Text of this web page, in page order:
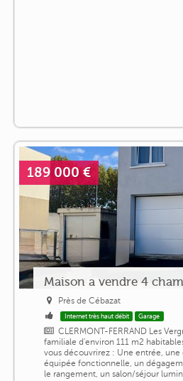
189 000 €
Maison a vendre 4
Près de Cébazat
Internet très haut débit Garage
CLERMONT-FERRAND Les
familiale d'environ 111 m2
vous découvrirez : Une entrée,
équipée fonctionnelle, un
le rangement, un salon/séjour